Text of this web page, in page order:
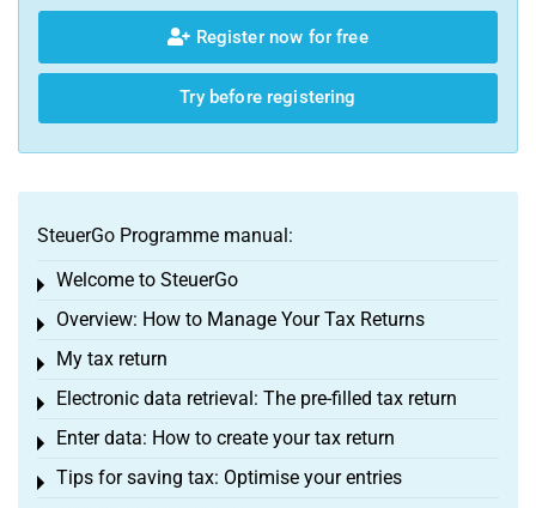
Register now for free
Try before registering
SteuerGo Programme manual:
Welcome to SteuerGo
Toggle menu
Overview: How to Manage Your Tax Returns
Toggle menu
My tax return
Toggle menu
Electronic data retrieval: The pre-filled tax return
Toggle menu
Enter data: How to create your tax return
Toggle menu
Tips for saving tax: Optimise your entries
Toggle menu